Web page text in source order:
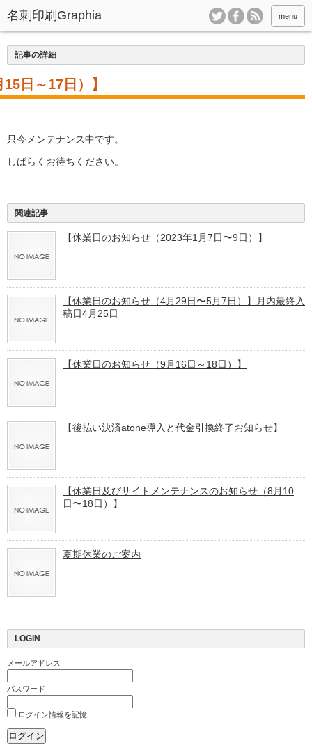
menu
記事の詳細
日～17日）】
只今メンテナンス中です。
しばらくお待ちください。
関連記事
【休業日のお知らせ（2023年1月7日〜9日）】
【休業日のお知らせ（4月29日〜5月7日）】月内最終入
稿日4月25日
【休業日のお知らせ（9月16日～18日）】
【後払い決済atone導入と代金引換終了お知らせ】
【休業日及びサイトメンテナンスのお知らせ（8月10
日〜18日）】
夏期休業のご案内
LOGIN
メールアドレス
パスワード
ログイン情報を記憶